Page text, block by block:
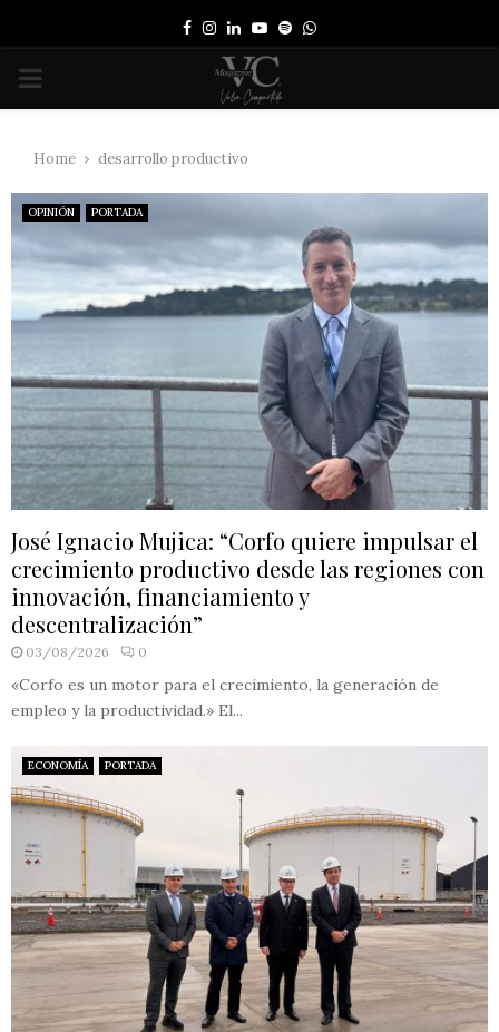
Facebook
Instagram
LinkedinYoutube
SpotifyWhatsapp
PRIMARY
Home desarrollo productivo
OPINIÓN PORTADA
José Ignacio Mujica: “Corfo quiere impulsar el
crecimiento productivo desde las regiones con
innovación, financiamiento y
descentralización”
03/08/2026 0
«Corfo es un motor para el crecimiento, la generación de
empleo y la productividad.» El...
ECONOMÍA PORTADA